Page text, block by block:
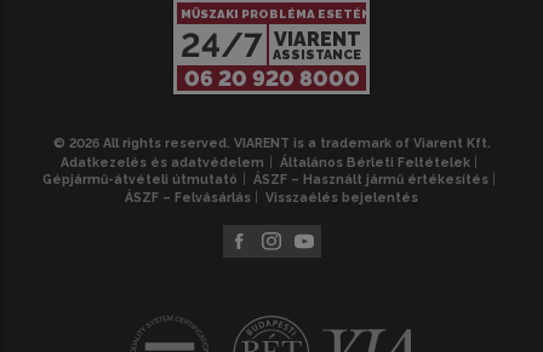
MŰSZAKI PROBLÉMA ESETÉN
24/7 VIARENT
ASSISTANCE
06 20 920 8000
© 2026 All rights reserved. VIARENT is a trademark of Viarent Kft.
Adatkezelés és adatvédelem
Általános Bérleti Feltételek
Gépjármű-átvételi útmutató
ÁSZF – Használt jármű értékesítés
ÁSZF – Felvásárlás
Visszaélés bejelentés